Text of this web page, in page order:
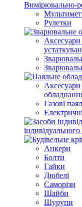
Вимірювально-
Рулетки
Аксесуари
Аксесуари
Газові
індивідуального
Анкери
Болти
Гайки
Дюбелі
Саморізи
Шайби
Шурупи